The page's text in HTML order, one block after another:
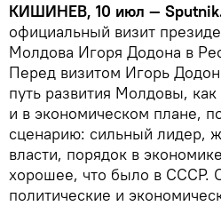
КИШИНЕВ, 10 июл —
официальный визит
Молдова Игоря Додона в
Перед визитом Игорь
путь развития Молдовы,
и в экономическом плане,
сценарию: сильный лидер,
власти, порядок в
хорошее, что было в СССР.
политические и